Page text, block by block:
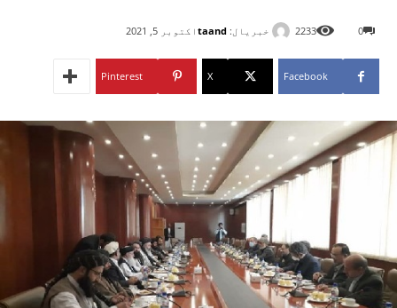
خبریال: taand اکتوبر 5, 2021 0
2233
Facebook
X
Pinterest